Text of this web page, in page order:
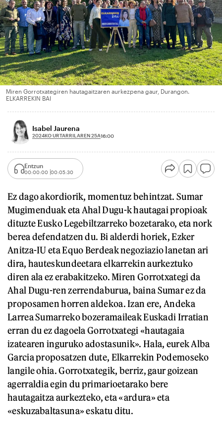
Miren Gorrotxategiren hautagaitzaren aurkezpena gaur, Durangon.
ELKARREKIN BAI
Isabel Jaurena
2024KO URTARRILAREN 25A16:00
Entzun
00:00:00 00:05:30
Ez dago akordiorik, momentuz behintzat. Sumar
Mugimenduak eta Ahal Dugu-k hautagai propioak
dituzte Eusko Legebiltzarreko bozetarako, eta nork
berea defendatzen du. Bi alderdi horiek, Ezker
Anitza-IU eta Equo Berdeak negoziazio lanetan ari
dira, hauteskundeetara elkarrekin aurkeztuko
diren ala ez erabakitzeko. Miren Gorrotxategi da
Ahal Dugu-ren zerrendaburua, baina Sumar ez da
proposamen horren aldekoa. Izan ere, Andeka
Larrea Sumarreko bozeramaileak Euskadi Irratian
erran du ez dagoela Gorrotxategi «hautagaia
izatearen inguruko adostasunik». Hala, eurek Alba
Garcia proposatzen dute, Elkarrekin Podemoseko
langile ohia. Gorrotxategik, berriz, gaur goizean
agerraldia egin du primarioetarako bere
hautagaitza aurkezteko, eta «ardura» eta
«eskuzabaltasuna» eskatu ditu.